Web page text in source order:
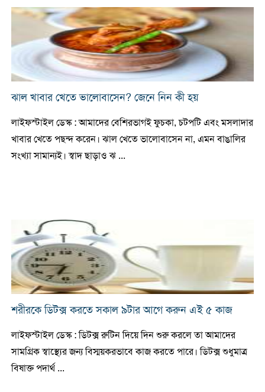
ঝাল খাবার খেতে ভালোবাসেন? জেনে নিন কী হয়
লাইফস্টাইল ডেস্ক : আমাদের বেশিরভাগই ফুচকা, চটপটি এবং মসলাদার
খাবার খেতে পছন্দ করেন। ঝাল খেতে ভালোবাসেন না, এমন বাঙালির
সংখ্যা সামান্যই। স্বাদ ছাড়াও ঝ ...
শরীরকে ডিটক্স করতে সকাল ৯টার আগে করুন এই ৫ কাজ
লাইফস্টাইল ডেস্ক : ডিটক্স রুটিন দিয়ে দিন শুরু করলে তা আমাদের
সামগ্রিক স্বাস্থ্যের জন্য বিস্ময়করভাবে কাজ করতে পারে। ডিটক্স শুধুমাত্র
বিষাক্ত পদার্থ ...